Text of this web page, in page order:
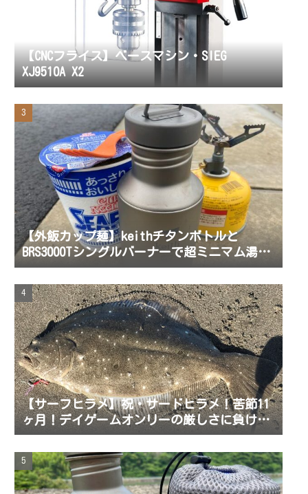
【CNCフライス】ベースマシン・SIEG
XJ9510A X2
【外飯カップ麺】keithチタンボトルと
BRS3000Tシングルバーナーで超ミニマム湯沸
かしセット！荷物を増やしたくない釣りに最
適だよ。軽い登山もね。
【サーフヒラメ】祝・サードヒラメ！苦節11
ヶ月！デイゲームオンリーの厳しさに負けず
念願のサードヒラメを正月前に釣り上げた！
おせちも良いけどヒラメもね！